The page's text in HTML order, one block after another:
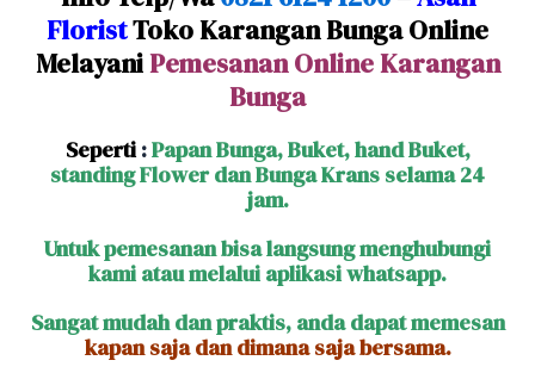
FloristToko Karangan Bunga Online
MelayaniPemesanan Online Karangan
Bunga
Seperti:Papan Bunga, Buket, hand Buket,
standing Flower dan Bunga Krans selama 24
jam.
Untuk pemesanan bisa langsung menghubungi
kami atau melalui aplikasi whatsapp.
Sangat mudah dan praktis, anda dapat memesan
kapan saja dan dimana saja bersama.